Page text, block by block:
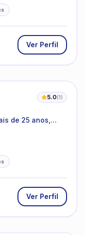
Ver Perfil
5.0(1)
de 25 anos,
em
Ver Perfil